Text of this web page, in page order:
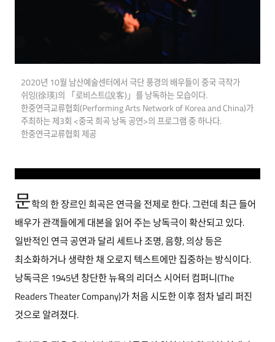
2020년 10월 남산예술센터에서 극단 풍경의 배우들이 중국 극작가
쉬잉(徐瑛)의 「로비스트(說客)」를 낭독하는 모습이다.
한중연극교류협회(Performing Arts Network of Korea and China)가
주최하는 제3회 <중국 희곡 낭독 공연>의 프로그램 중 하나다.
한중연극교류협회 제공
문학의 한 장르인 희곡은 연극을 전제로 한다. 그런데 최근 들어
배우가 관객들에게 대본을 읽어 주는 낭독극이 확산되고 있다.
일반적인 연극 공연과 달리 세트나 조명, 음향, 의상 등은
최소화하거나 생략한 채 오로지 텍스트에만 집중하는 방식이다.
낭독극은 1945년 창단한 뉴욕의 리더스 시어터 컴퍼니(The
Readers Theater Company)가 처음 시도한 이후 점차 널리 퍼진
것으로 알려졌다.